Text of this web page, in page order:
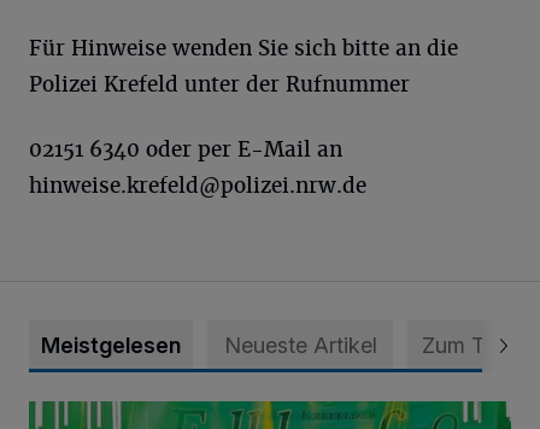
Für Hinweise wenden Sie sich bitte an die
Polizei Krefeld unter der Rufnummer
02151 6340 oder per E-Mail an
hinweise.krefeld@polizei.nrw.de
Meistgelesen Neueste Artikel Zum Thema
Folklorefest Krefeld – „Frauen dieser Welt“